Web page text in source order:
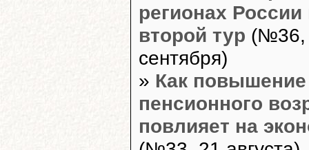
регионах
второй тур (№36,
сентября)
» Как повышение
пенсионного
повлияет на